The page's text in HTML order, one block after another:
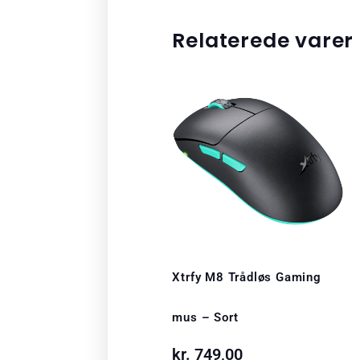
Relaterede varer
Xtrfy M8 Trådløs Gaming
mus – Sort
kr. 749,00